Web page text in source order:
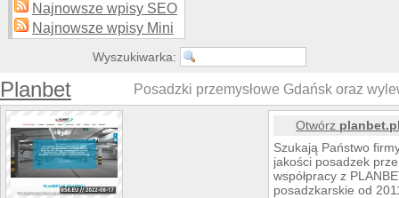
Najnowsze wpisy SEO
Najnowsze wpisy Mini
Wyszukiwarka:
Planbet Posadzki przemysłowe Gdańsk oraz
Otwórz
Szukają Państwo
jakości posadzek
współpracy z
posadzkarskie od